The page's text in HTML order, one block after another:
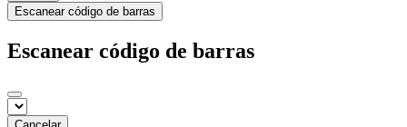
Escanear código de barras
Escanear código de barras